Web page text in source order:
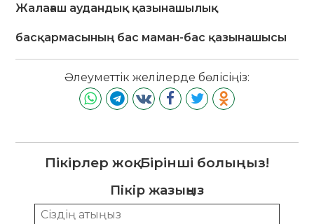
Жалағаш аудандық қазынашылық
басқармасының бас маман-бас қазынашысы
Әлеуметтік желілерде бөлісіңіз:
Пікірлер жоқ. Бірінші болыңыз!
Пікір жазыңыз